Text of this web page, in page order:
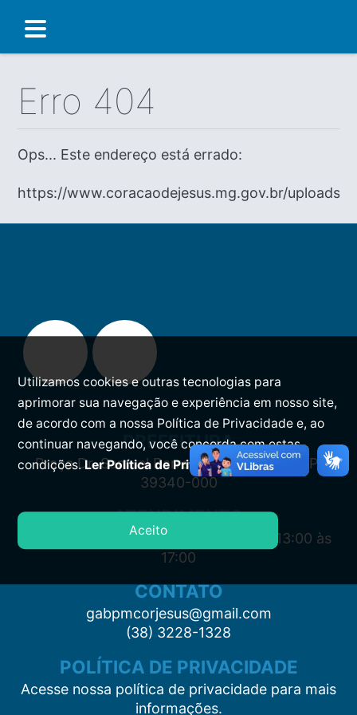
Erro 404
Ops... Este endereço está errado:
https://www.coracaodejesus.mg.gov.br/uploads/
PREFEITURA
Praça Dr. Samuel Barreto, s/n, Centro CEP:
39340-000
ATENDIMENTO
Segunda à Sexta: 7:00 às 11:00 e das 13:00 às
17:00
CONTATO
gabpmcorjesus@gmail.com
(38) 3228-1328
POLÍTICA DE PRIVACIDADE
Acesse nossa política de privacidade para mais
informações.
Utilizamos cookies e outras tecnologias para
aprimorar sua navegação e experiência em nosso site,
de acordo com a nossa Política de Privacidade e, ao
continuar navegando, você concorda com estas
condições.Ler Política de Privacidade.
Aceito